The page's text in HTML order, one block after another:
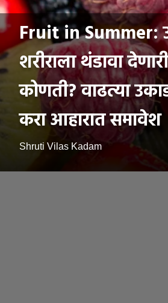
Fruit in Summer:
शरीराला थंडावा
कोणती? वाढत्या
करा आहारात समावेश
Shruti Vilas Kadam